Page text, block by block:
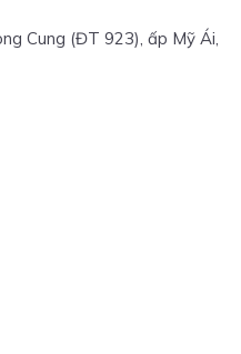
Cung (ĐT 923), ấp Mỹ Ái,